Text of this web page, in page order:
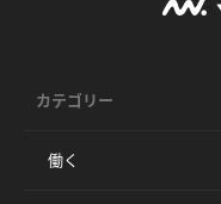
カテゴリー
働く